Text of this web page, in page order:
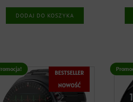
zł.
899,00 zł.
DODAJ DO KOSZYKA
BESTSELLER
NOWOŚĆ